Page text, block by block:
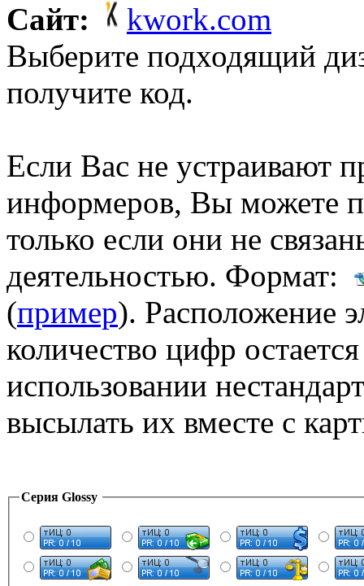
Сайт:
kwork.com
Выберите подходящий
получите код.
Если Вас не устраивают
информеров, Вы можете
только если они не
деятельностью. Формат:
(пример). Расположение
количество цифр
использовании
высылать их вместе с
Серия Glossy